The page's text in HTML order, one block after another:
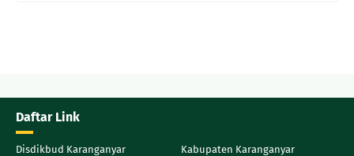
Daftar Link
Disdikbud Karanganyar
Kabupaten Karanganyar